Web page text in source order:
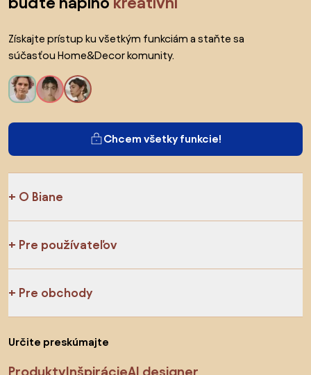
Získajte prístup ku všetkým funkciám a staňte sa
súčasťou Home&Decor komunity.
Chcem všetky funkcie!
O Biane
Pre používateľov
Pre obchody
Určite preskúmajte
ProduktyInšpirácieAI designer